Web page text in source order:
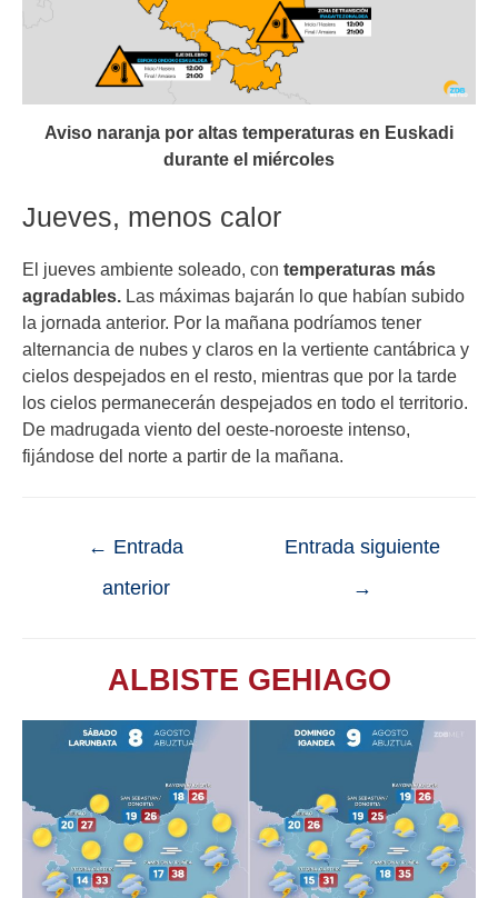
Aviso naranja por altas temperaturas en Euskadi
durante el miércoles
Jueves, menos calor
El jueves ambiente soleado, con temperaturas más
agradables. Las máximas bajarán lo que habían subido
la jornada anterior. Por la mañana podríamos tener
alternancia de nubes y claros en la vertiente cantábrica y
cielos despejados en el resto, mientras que por la tarde
los cielos permanecerán despejados en todo el territorio.
De madrugada viento del oeste-noroeste intenso,
fijándose del norte a partir de la mañana.
← Entrada
anterior
Entrada siguiente
→
ALBISTE GEHIAGO